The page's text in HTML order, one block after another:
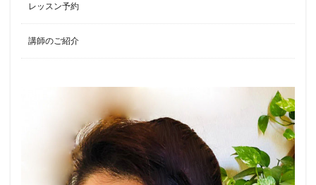
レッスン予約
講師のご紹介